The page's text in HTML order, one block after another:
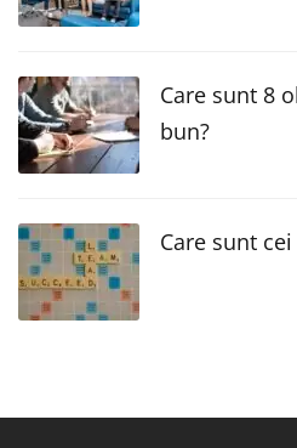
Care sunt 8
bun?
Care sunt